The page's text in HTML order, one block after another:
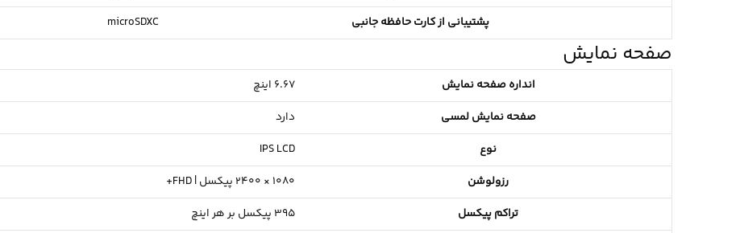
پشتیبانی از کارت حافظه جانبی
microSDXC
صفحه نمایش
انداره صفحه نمایش
6.67 اینچ
صفحه نمایش لمسی
دارد
نوع
IPS LCD
رزولوشن
1080 × 2400 پیکسل | FHD+
تراکم پیکسل
395 پیکسل بر هر اینچ